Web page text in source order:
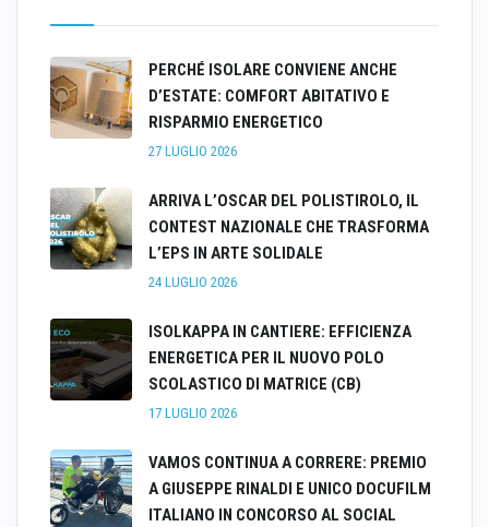
PERCHÉ ISOLARE CONVIENE ANCHE
D’ESTATE: COMFORT ABITATIVO E
RISPARMIO ENERGETICO
27 LUGLIO 2026
ARRIVA L’OSCAR DEL POLISTIROLO, IL
CONTEST NAZIONALE CHE TRASFORMA
L’EPS IN ARTE SOLIDALE
24 LUGLIO 2026
ISOLKAPPA IN CANTIERE: EFFICIENZA
ENERGETICA PER IL NUOVO POLO
SCOLASTICO DI MATRICE (CB)
17 LUGLIO 2026
VAMOS CONTINUA A CORRERE: PREMIO
A GIUSEPPE RINALDI E UNICO DOCUFILM
ITALIANO IN CONCORSO AL SOCIAL